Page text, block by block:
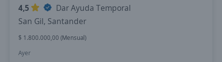
4,5
Dar Ayuda Temporal
San Gil, Santander
$ 1.800.000,00 (Mensual)
Ayer